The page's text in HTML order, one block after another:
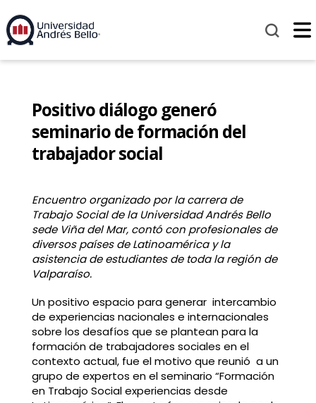
Positivo diálogo generó
seminario de formación del
trabajador social
Encuentro organizado por la carrera de
Trabajo Social de la Universidad Andrés Bello
sede Viña del Mar, contó con profesionales de
diversos países de Latinoamérica y la
asistencia de estudiantes de toda la región de
Valparaíso.
Un positivo espacio para generar intercambio
de experiencias nacionales e internacionales
sobre los desafíos que se plantean para la
formación de trabajadores sociales en el
contexto actual, fue el motivo que reunió a un
grupo de expertos en el seminario “Formación
en Trabajo Social experiencias desde